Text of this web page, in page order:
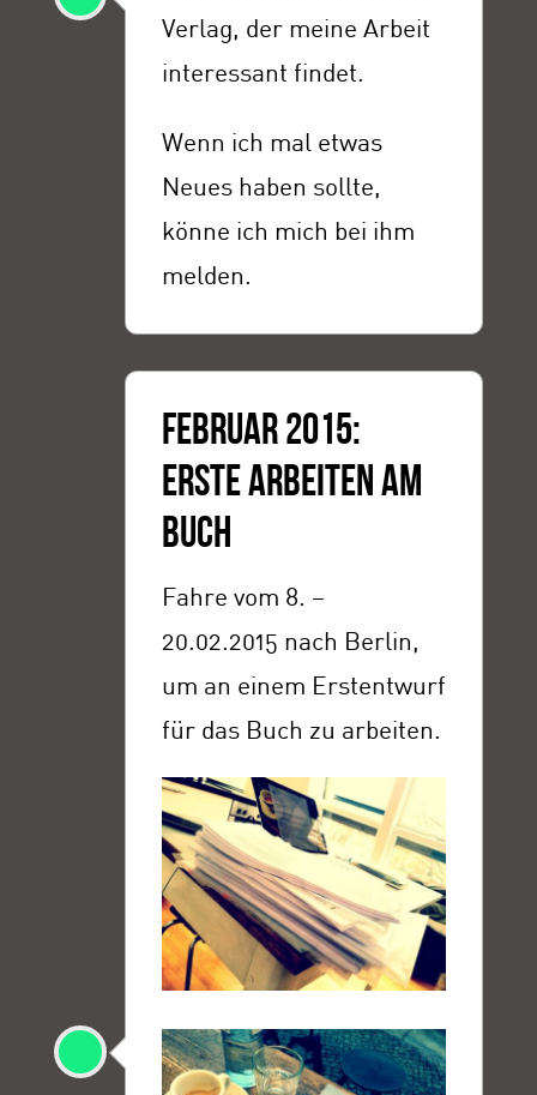
Verlag, der meine Arbeit
interessant findet.
Wenn ich mal etwas
Neues haben sollte,
könne ich mich bei ihm
melden.
FEBRUAR 2015:
ERSTE ARBEITEN AM
BUCH
Fahre vom 8. –
20.02.2015 nach Berlin,
um an einem Erstentwurf
für das Buch zu arbeiten.